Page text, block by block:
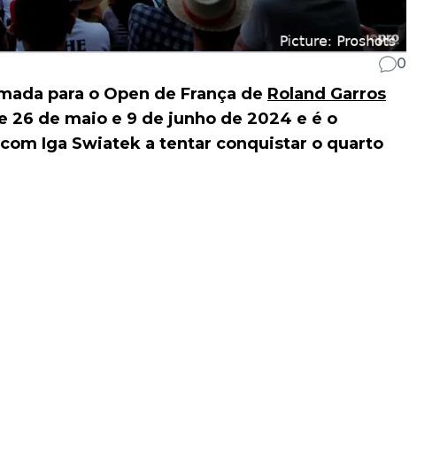
0
para o Open de França de Roland Garros
26 de maio e 9 de junho de 2024 e é o
Iga Swiatek a tentar conquistar o quarto